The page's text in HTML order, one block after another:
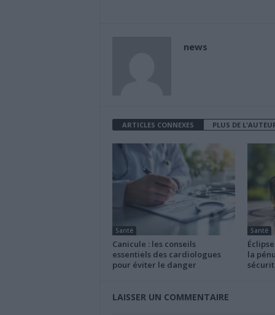
news
ARTICLES CONNEXES PLUS DE
Santé
Canicule : les conseils
essentiels des cardiologues
pour éviter le danger
Santé
la
LAISSER UN COMMENTAIRE